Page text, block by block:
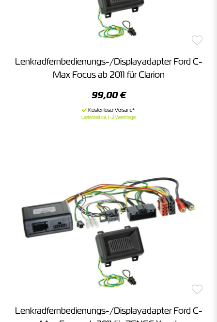
Lenkradfernbedienungs-/Displayadapter Ford C-
Max Focus ab 2011 für Clarion
99,00 €
Lieferzeit ca. 1-2 Werktage
Lenkradfernbedienungs-/Displayadapter Ford C-